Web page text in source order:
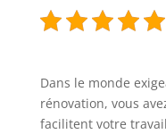
Dans le monde
rénovation, vous
facilitent votre